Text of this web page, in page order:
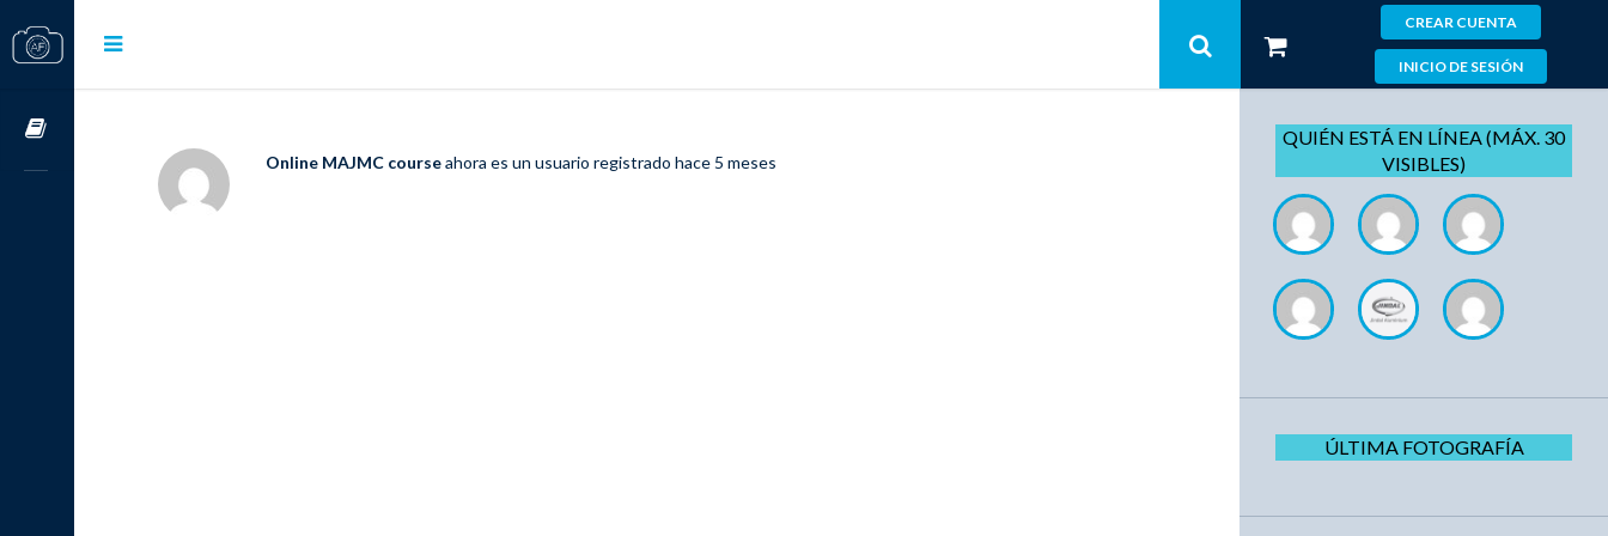
CREAR CUENTA
INICIO DE SESIÓN
Online MAJMC courseahora es un usuario registrado hace 5 meses
QUIÉN ESTÁ EN LÍNEA (MÁX. 30
VISIBLES)
ÚLTIMA FOTOGRAFÍA